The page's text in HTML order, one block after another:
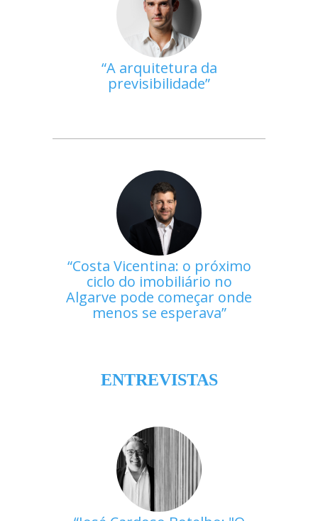
A arquitetura da
previsibilidade
Costa Vicentina: o próximo
ciclo do imobiliário no
Algarve pode começar onde
menos se esperava
ENTREVISTAS